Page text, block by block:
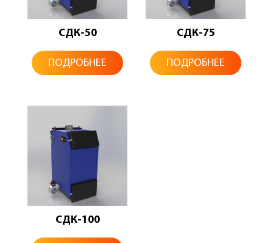
СДК-50
ПОДРОБНЕЕ
СДК-75
ПОДРОБНЕЕ
СДК-100